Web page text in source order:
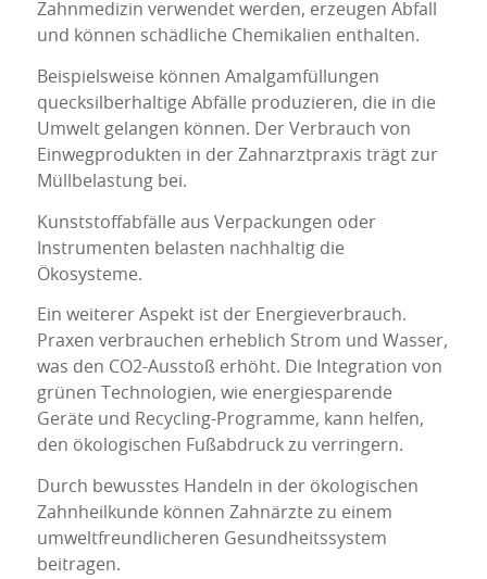
Zahnmedizin verwendet werden, erzeugen Abfall
und können schädliche Chemikalien enthalten.
Beispielsweise können Amalgamfüllungen
quecksilberhaltige Abfälle produzieren, die in die
Umwelt gelangen können. Der Verbrauch von
Einwegprodukten in der Zahnarztpraxis trägt zur
Müllbelastung bei.
Kunststoffabfälle aus Verpackungen oder
Instrumenten belasten nachhaltig die
Ökosysteme.
Ein weiterer Aspekt ist der Energieverbrauch.
Praxen verbrauchen erheblich Strom und Wasser,
was den CO2-Ausstoß erhöht. Die Integration von
grünen Technologien, wie energiesparende
Geräte und Recycling-Programme, kann helfen,
den ökologischen Fußabdruck zu verringern.
Durch bewusstes Handeln in der ökologischen
Zahnheilkunde können Zahnärzte zu einem
umweltfreundlicheren Gesundheitssystem
beitragen.